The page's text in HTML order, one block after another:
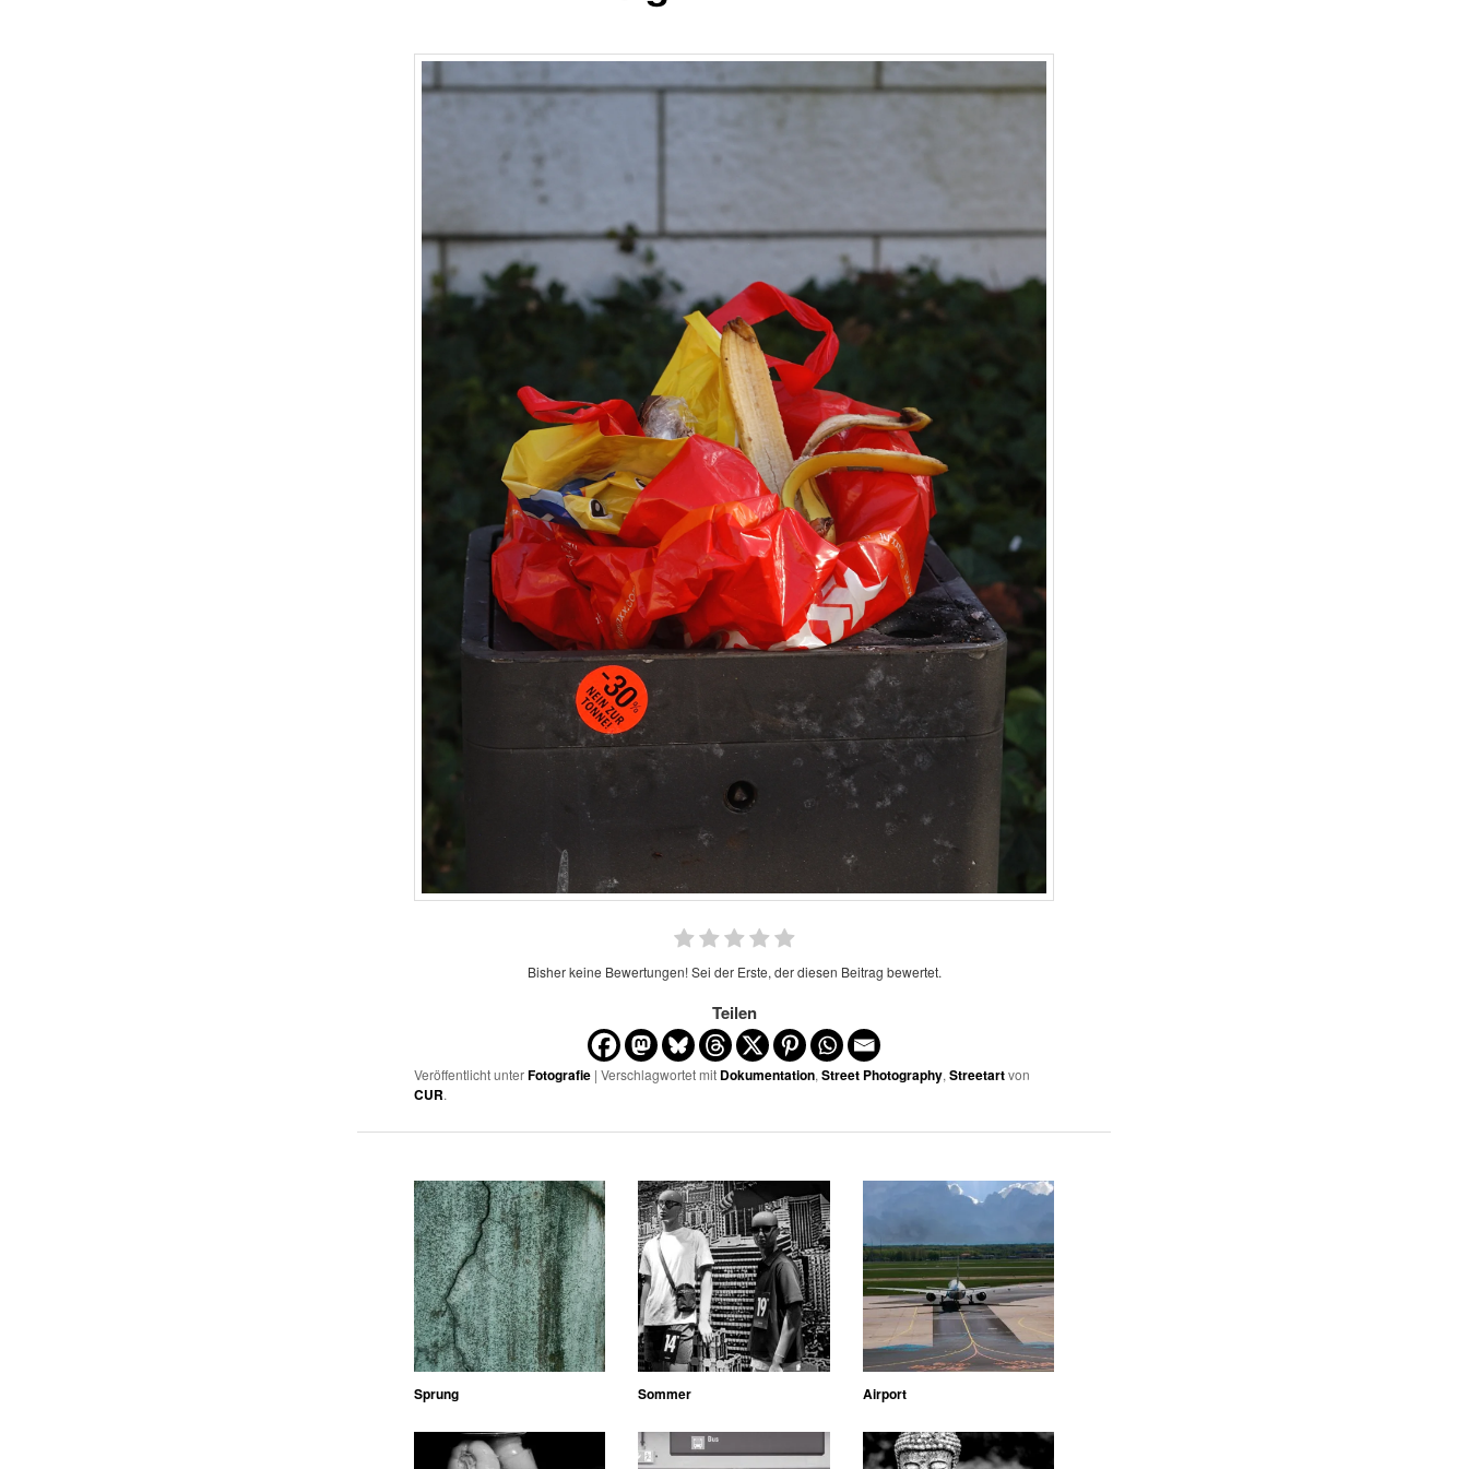
Bisher keine Bewertungen! Sei der Erste, der diesen Beitrag bewertet.
Teilen
Veröffentlicht unterFotografie | Verschlagwortet mit Dokumentation,Street Photography,Streetartvon
CUR.
Sprung Sommer Airport